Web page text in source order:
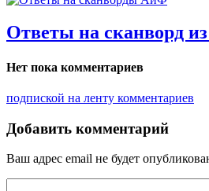
Ответы на сканворд
Нет пока комментариев
подпиской на ленту комментариев
Добавить комментарий
Ваш адрес email не будет